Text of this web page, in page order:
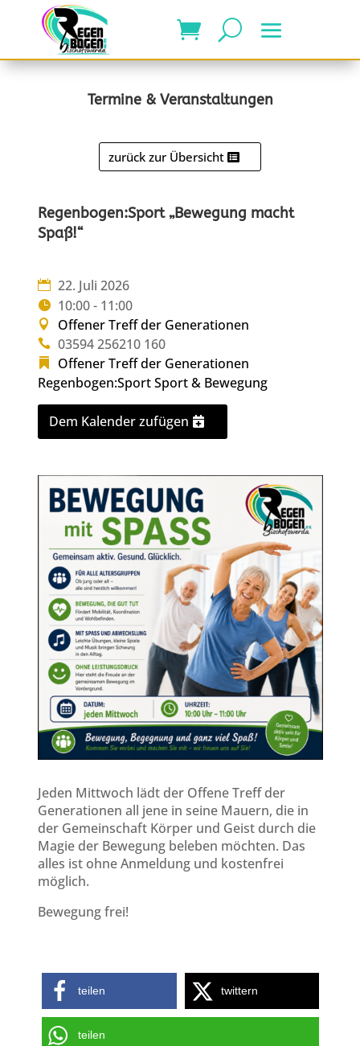
Termine & Veranstaltungen
zurück zur Übersicht
Regenbogen:Sport „Bewegung macht
Spaß!“
22. Juli 2026
10:00 - 11:00
Offener Treff der Generationen
03594 256210 160
Offener Treff der Generationen
Regenbogen:SportSport & Bewegung
Dem Kalender zufügen
Jeden Mittwoch lädt der Offene Treff der
Generationen all jene in seine Mauern, die in
der Gemeinschaft Körper und Geist durch die
Magie der Bewegung beleben möchten. Das
alles ist ohne Anmeldung und kostenfrei
möglich.
Bewegung frei!
teilen twittern
teilen